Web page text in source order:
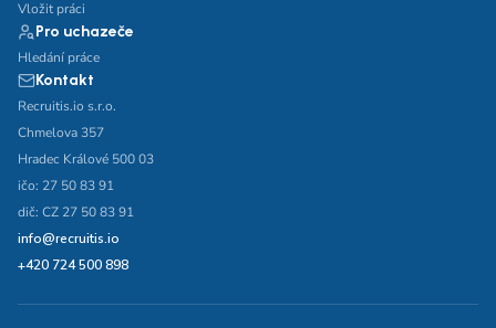
Vložit práci
Pro uchazeče
Hledání práce
Kontakt
Recruitis.io s.r.o.
Chmelova 357
Hradec Králové 500 03
ičo: 27 50 83 91
dič: CZ 27 50 83 91
info@recruitis.io
+420 724 500 898